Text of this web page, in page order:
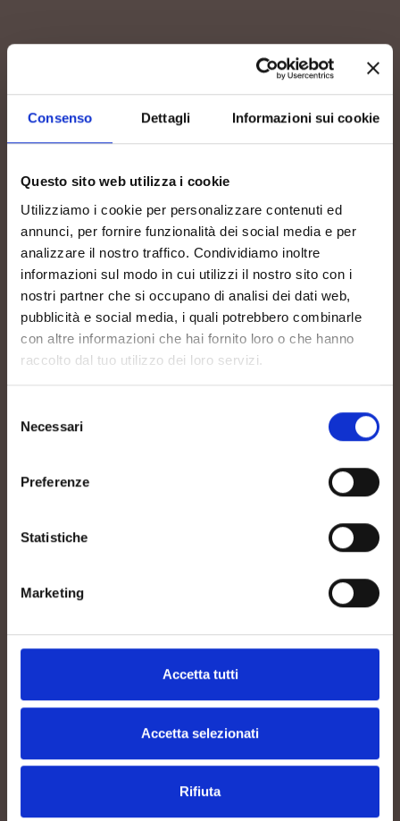
Consenso Dettagli Informazioni sui cookie
Questo sito web utilizza i cookie
Utilizziamo i cookie per personalizzare contenuti ed
annunci, per fornire funzionalità dei social media e per
analizzare il nostro traffico. Condividiamo inoltre
informazioni sul modo in cui utilizzi il nostro sito con i
nostri partner che si occupano di analisi dei dati web,
pubblicità e social media, i quali potrebbero combinarle
con altre informazioni che hai fornito loro o che hanno
raccolto dal tuo utilizzo dei loro servizi.
delNecessari
Preferenze
Statistiche
Marketing
Accetta tutti
Accetta selezionati
Rifiuta